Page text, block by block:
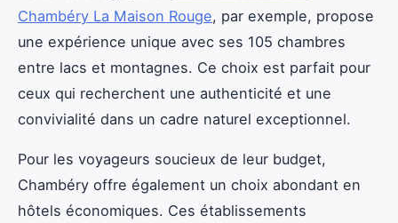
Chambéry La Maison Rouge, par exemple, propose
une expérience unique avec ses 105 chambres
entre lacs et montagnes. Ce choix est parfait pour
ceux qui recherchent une authenticité et une
convivialité dans un cadre naturel exceptionnel.
Pour les voyageurs soucieux de leur budget,
Chambéry offre également un choix abondant en
hôtels économiques. Ces établissements